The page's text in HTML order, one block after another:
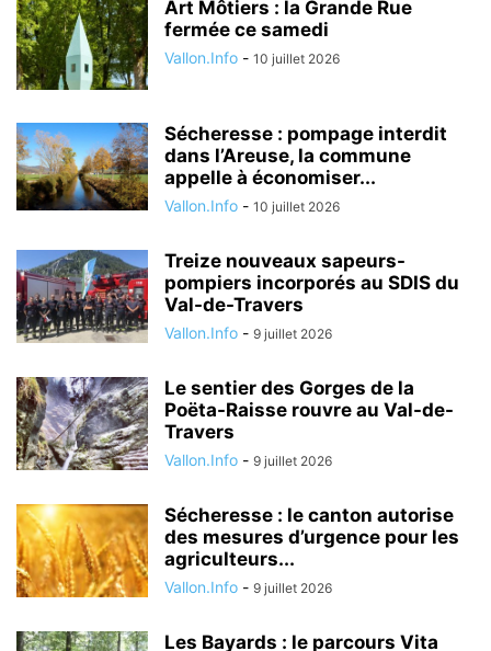
Art Môtiers : la Grande Rue
fermée ce samedi
Vallon.Info - 10 juillet 2026
Sécheresse : pompage interdit
dans l’Areuse, la commune
appelle à économiser...
Vallon.Info - 10 juillet 2026
Treize nouveaux sapeurs-
pompiers incorporés au SDIS du
Val-de-Travers
Vallon.Info - 9 juillet 2026
Le sentier des Gorges de la
Poëta-Raisse rouvre au Val-de-
Travers
Vallon.Info - 9 juillet 2026
Sécheresse : le canton autorise
des mesures d’urgence pour les
agriculteurs...
Vallon.Info - 9 juillet 2026
Les Bayards : le parcours Vita